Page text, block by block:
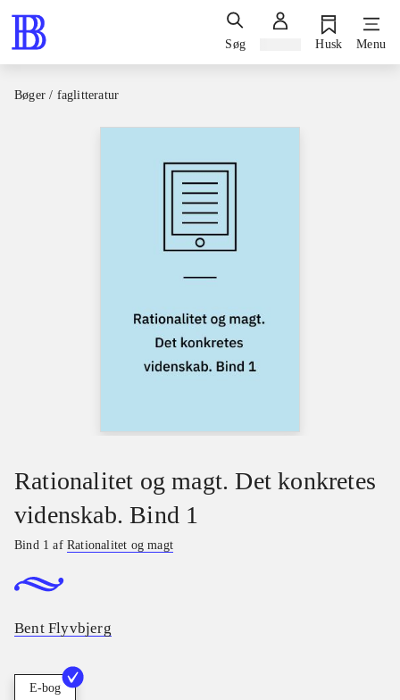
Søg Husk Menu
Bøger / faglitteratur
Rationalitet og magt. Det konkretes
videnskab. Bind 1
Bind 1 afRationalitet og magt
Bent Flyvbjerg
E-bog